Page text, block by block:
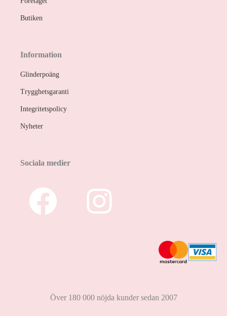
Butiken
Information
Glinderpoäng
Trygghetsgaranti
Integritetspolicy
Nyheter
Sociala medier
Över 180 000 nöjda kunder sedan 2007